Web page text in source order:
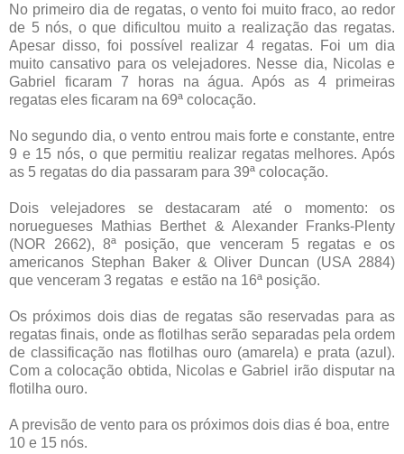
No primeiro dia de regatas, o vento foi muito fraco, ao redor
de 5 nós, o que dificultou muito a realização das regatas.
Apesar disso, foi possível realizar 4 regatas. Foi um dia
muito cansativo para os velejadores. Nesse dia, Nicolas e
Gabriel ficaram 7 horas na água. Após as 4 primeiras
regatas eles ficaram na 69ª colocação.
No segundo dia, o vento entrou mais forte e constante, entre
9 e 15 nós, o que permitiu realizar regatas melhores. Após
as 5 regatas do dia passaram para 39ª colocação.
Dois velejadores se destacaram até o momento: os
noruegueses Mathias Berthet & Alexander Franks-Plenty
(NOR 2662), 8ª posição, que venceram 5 regatas e os
americanos Stephan Baker & Oliver Duncan (USA 2884)
que venceram 3 regatas e estão na 16ª posição.
Os próximos dois dias de regatas são reservadas para as
regatas finais, onde as flotilhas serão separadas pela ordem
de classificação nas flotilhas ouro (amarela) e prata (azul).
Com a colocação obtida, Nicolas e Gabriel irão disputar na
flotilha ouro.
A previsão de vento para os próximos dois dias é boa, entre
10 e 15 nós.